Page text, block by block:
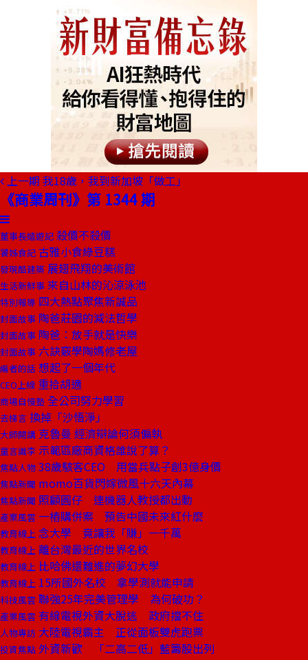
上一期 我18歲，我到新加坡「做工」
《商業周刊》第 1344 期
董事長嬉遊記 殺價不殺價
饕姊食記 古雅小食綠豆糕
發現酷建築 展翅飛翔的美術館
生活新鮮事 來自山林的沁涼泳池
特別報導 四大熱點聚焦新誠品
封面故事 陶爸莊園的減法哲學
封面故事 陶爸：放手就是快樂
封面故事 六訣竅學陶媽修老屋
編者的話 想起了一個年代
CEO上線 重拾胡適
商場自慢塾 全公司努力學習
去梯言 換掉「沙悟淨」
大師開講 克魯曼 經濟辯論何須偏執
童言識李 示範區廠商資格誰說了算？
焦點人物 38歲駭客CEO 用當兵點子創3億身價
焦點新聞 momo百貨閃嫁微風十六天內幕
焦點新聞 照顧圓仔 連機器人教授都出動
產業風雲 一樁購併案 預告中國未來紅什麼
教育線上 念大學 竟讓我「賺」一千萬
教育線上 離台灣最近的世界名校
教育線上 比哈佛還難進的夢幻大學
教育線上 15所國外名校 拿學測就能申請
科技風雲 聯強25年完美管理學 為何破功？
產業風雲 有線電視外資大脫逃 政府擋不住
人物專訪 大陸電視霸主 正從面板雙虎跑票
投資焦點 外資新歡 「二高二低」藍籌股出列